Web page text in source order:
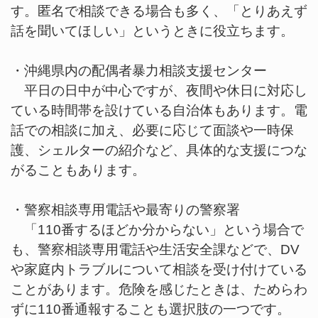
す。匿名で相談できる場合も多く、「とりあえず
話を聞いてほしい」というときに役立ちます。
・沖縄県内の配偶者暴力相談支援センター
平日の日中が中心ですが、夜間や休日に対応し
ている時間帯を設けている自治体もあります。電
話での相談に加え、必要に応じて面談や一時保
護、シェルターの紹介など、具体的な支援につな
がることもあります。
・警察相談専用電話や最寄りの警察署
「110番するほどか分からない」という場合で
も、警察相談専用電話や生活安全課などで、DV
や家庭内トラブルについて相談を受け付けている
ことがあります。危険を感じたときは、ためらわ
ずに110番通報することも選択肢の一つです。